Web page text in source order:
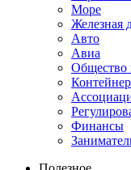
Море
Железная
Авто
Авиа
Общество
Финансы